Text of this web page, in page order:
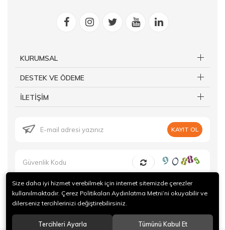
KURUMSAL
DESTEK VE ÖDEME
İLETİŞİM
KAYIT OL
© 2019 Forte Gurme Tüm hakları saklıdır.
Size daha iyi hizmet verebilmek için internet sitemizde çerezler
kullanılmaktadır. Çerez Politikaları Aydınlatma Metni’ni okuyabilir ve
dilerseniz tercihlerinizi değiştirebilirsiniz.
Tercihleri Ayarla Tümünü Kabul Et